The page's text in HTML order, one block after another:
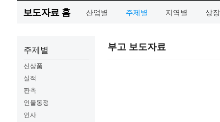
보도자료 홈 산업별 주제별 지역별 상
주제별
신상품
실적
판촉
인물동정
인사
부고 보도자료